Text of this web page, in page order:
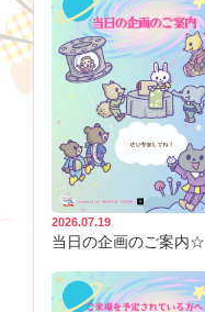
2026.07.19
当日の企画のご案内☆